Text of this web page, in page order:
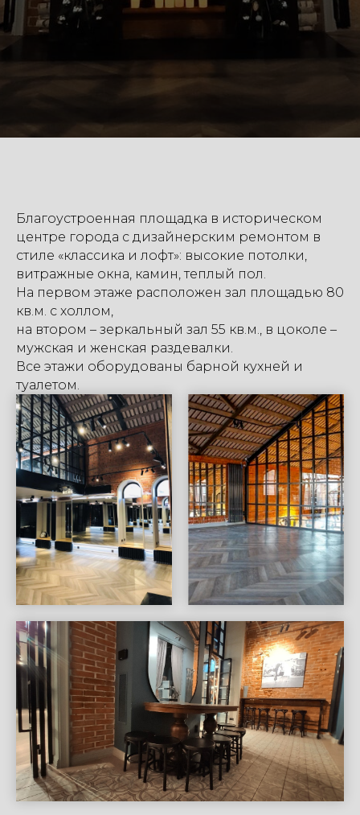
Благоустроенная площадка в историческом
центре города с дизайнерским ремонтом в
стиле «классика и лофт»: высокие потолки,
витражные окна, камин, теплый пол.
На первом этаже расположен зал площадью 80
кв.м. с холлом,
на втором – зеркальный зал 55 кв.м., в цоколе –
мужская и женская раздевалки.
Все этажи оборудованы барной кухней и
туалетом.